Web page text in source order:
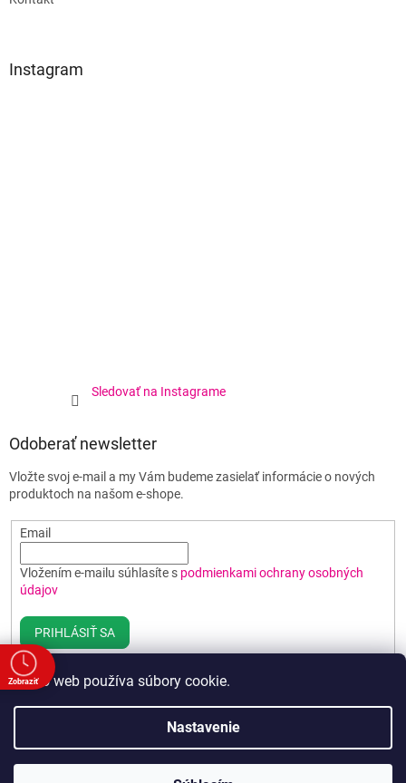
Tento web používa súbory cookie.
Nastavenie
Instagram
Sledovať na Instagrame
Odoberať newsletter
Vložte svoj e-mail a my Vám budeme zasielať informácie o nových
produktoch na našom e-shope.
Email
Vložením e-mailu súhlasíte s podmienkami ochrany osobných
údajov
PRIHLÁSIŤ SA
Copyright 2026Poháre BEST. Všetky práva vyhradené.Upraviť
Zobraziť